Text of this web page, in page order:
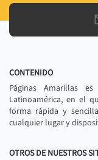
CONTENIDO
Páginas Amarillas
Latinoamérica, en el
forma rápida y
cualquier lugar y
OTROS DE NUESTROS